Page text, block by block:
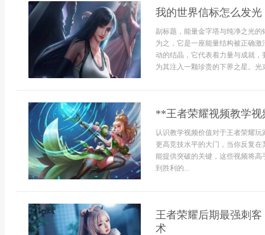
我的世界信标怎么发
副标题，能量金字塔与纯净之光
为之，它是一座能量结构被正确
动的结晶，它代表着力量与成就
为其注入一颗珍贵的下界之星。光
**王者荣耀视频教学
认识教学视频价值对于王者荣耀
更高竞技水平的大门，当你反复
能提供突破的关键，这些视频将
到胜利的...
王者荣耀后期最强刺
术